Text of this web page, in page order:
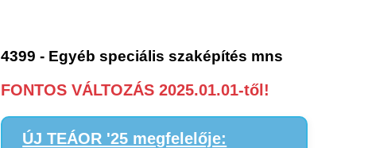
4399 - Egyéb speciális szaképítés mns
FONTOS VÁLTOZÁS 2025.01.01-től!
ÚJ TEÁOR '25 megfelelője: